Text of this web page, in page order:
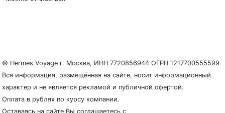
© Hermes Voyage г. Москва, ИНН 7720856944 ОГРН 1217700555599
Вся информация, размещённая на сайте, носит информационный
характер и не является рекламой и публичной офертой.
Оплата в рублях по курсу компании.
Оставаясь на сайте Вы соглашаетесь с